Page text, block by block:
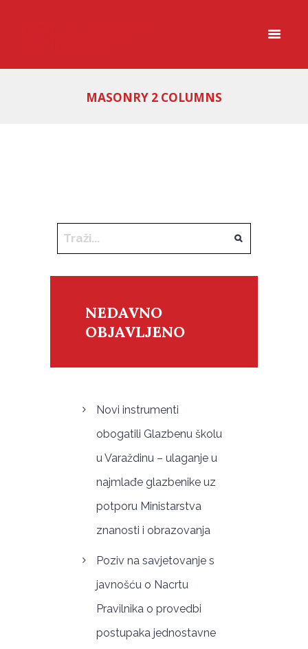
MASONRY 2 COLUMNS
NEDAVNO
OBJAVLJENO
Novi instrumenti
obogatili Glazbenu školu
u Varaždinu – ulaganje u
najmlađe glazbenike uz
potporu Ministarstva
znanosti i obrazovanja
Poziv na savjetovanje s
javnošću o Nacrtu
Pravilnika o provedbi
postupaka jednostavne